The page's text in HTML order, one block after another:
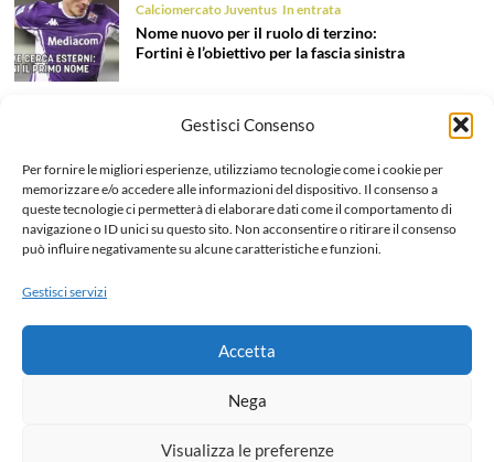
Gestisci Consenso
Per fornire le migliori esperienze, utilizziamo tecnologie come i cookie per
memorizzare e/o accedere alle informazioni del dispositivo. Il consenso a
queste tecnologie ci permetterà di elaborare dati come il comportamento di
navigazione o ID unici su questo sito. Non acconsentire o ritirare il consenso
può influire negativamente su alcune caratteristiche e funzioni.
Gestisci servizi
Accetta
Nega
Visualizza le preferenze
Calciomercato Juventus In entrata
Nome nuovo per il ruolo di terzino:
Fortini è l’obiettivo per la fascia sinistra
Calciomercato Juventus In entrata
il colpo dell’estate 2026!
Calciomercato Juventus In uscita
Chi siamo e Contatti